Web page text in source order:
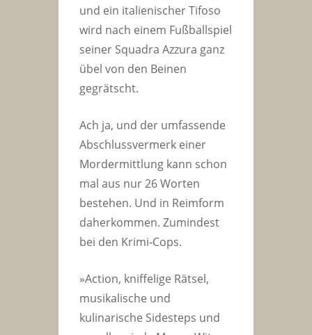
und ein italienischer Tifoso
wird nach einem Fußballspiel
seiner Squadra Azzura ganz
übel von den Beinen
gegrätscht.
Ach ja, und der umfassende
Abschlussvermerk einer
Mordermittlung kann schon
mal aus nur 26 Worten
bestehen. Und in Reimform
daherkommen. Zumindest
bei den Krimi-Cops.
»Action, kniffelige Rätsel,
musikalische und
kulinarische Sidesteps und